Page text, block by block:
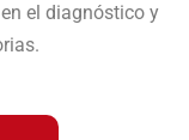
el diagnóstico y